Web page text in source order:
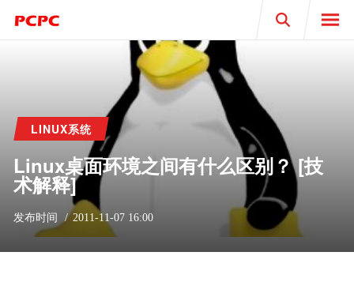
Search
LINUX系统
Linux桌面环境之间有什么区别？ [技
术解释]
发布时间 2011-11-07 16:00